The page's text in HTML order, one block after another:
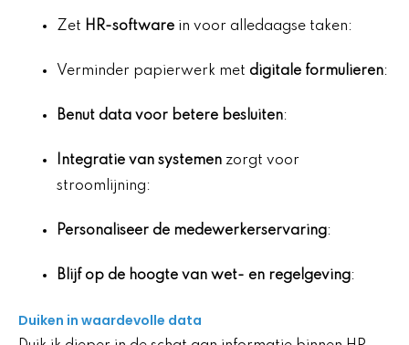
Zet HR-software in voor alledaagse taken:
Verminder papierwerk met digitale formulieren:
Benut data voor betere besluiten:
Integratie van systemen zorgt voor
stroomlijning:
Personaliseer de medewerkerservaring:
Blijf op de hoogte van wet- en regelgeving:
Duiken in waardevolle data